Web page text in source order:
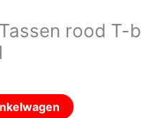
rood T-